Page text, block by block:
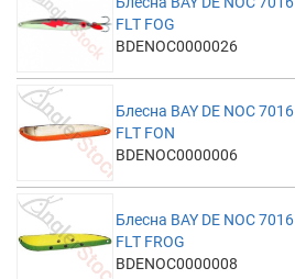
FLT FOG
BDENOC0000026
Блесна BAY DE NOC 7016
FLT FON
BDENOC0000006
Блесна BAY DE NOC 7016
FLT FROG
BDENOC0000008